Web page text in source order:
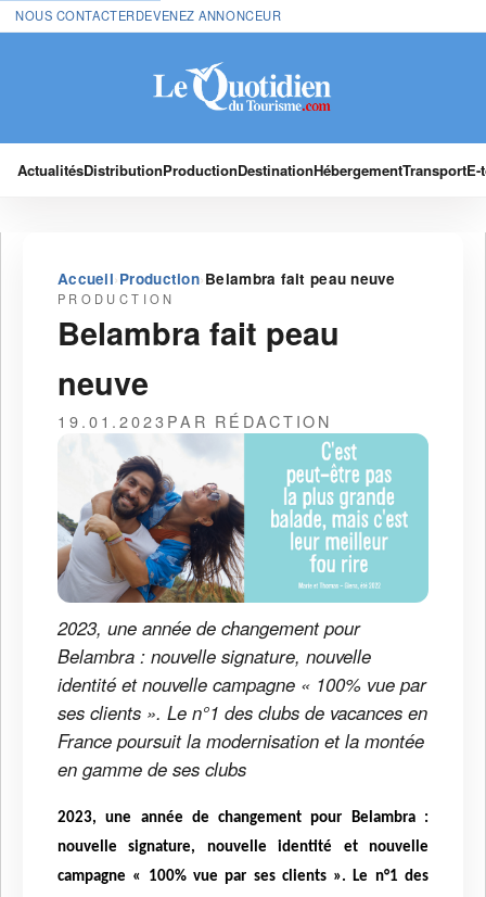
NOUS CONTACTERDEVENEZ ANNONCEUR
ActualitésDistributionProductionDestinationHébergementTransport
Accueil›Production›Belambra fait peau neuve
PRODUCTION
Belambra fait peau
neuve
19.01.2023PAR RÉDACTION
2023, une année de changement pour
Belambra : nouvelle signature, nouvelle
identité et nouvelle campagne « 100% vue par
ses clients ». Le n°1 des clubs de vacances en
France poursuit la modernisation et la montée
en gamme de ses clubs
2023, une année de changement pour Belambra :
nouvelle signature, nouvelle identité et nouvelle
campagne « 100% vue par ses clients ». Le n°1 des